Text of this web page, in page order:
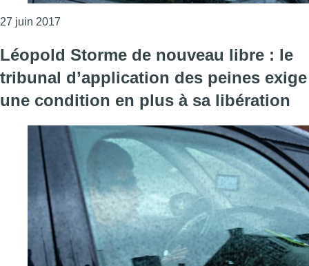
27 juin 2017
Léopold Storme de nouveau libre : le
tribunal d’application des peines exige
une condition en plus à sa libération